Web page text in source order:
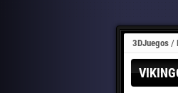
3DJuegos /